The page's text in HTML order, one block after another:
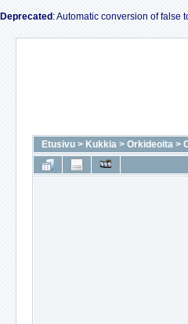
Deprecated : Automatic conversion of false
Etusivu > Kukkia > Orkideoita >